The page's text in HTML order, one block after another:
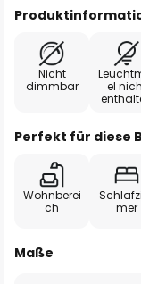
Nicht
dimmbar
el
Perfekt für diese
Wohnberei
ch
mer
Maße